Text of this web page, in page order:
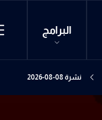
البرامج
نشرة 08-08-2026